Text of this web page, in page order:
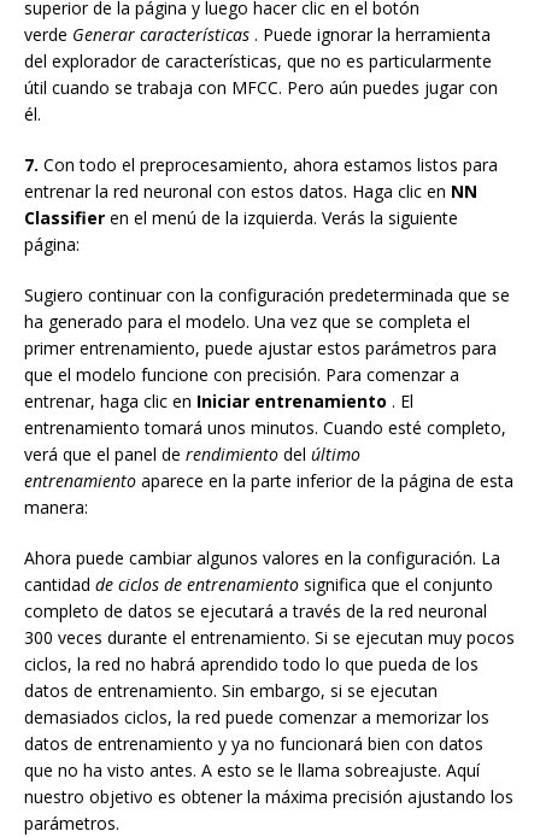
superior de la página y luego hacer clic en el botón
verde Generar características . Puede ignorar la herramienta
del explorador de características, que no es particularmente
útil cuando se trabaja con MFCC. Pero aún puedes jugar con
él.
7. Con todo el preprocesamiento, ahora estamos listos para
entrenar la red neuronal con estos datos. Haga clic en NN
Classifier en el menú de la izquierda. Verás la siguiente
página:
Sugiero continuar con la configuración predeterminada que se
ha generado para el modelo. Una vez que se completa el
primer entrenamiento, puede ajustar estos parámetros para
que el modelo funcione con precisión. Para comenzar a
entrenar, haga clic en Iniciar entrenamiento . El
entrenamiento tomará unos minutos. Cuando esté completo,
verá que el panel de rendimiento del último
entrenamiento aparece en la parte inferior de la página de esta
manera:
Ahora puede cambiar algunos valores en la configuración. La
cantidad de ciclos de entrenamiento significa que el conjunto
completo de datos se ejecutará a través de la red neuronal
300 veces durante el entrenamiento. Si se ejecutan muy pocos
ciclos, la red no habrá aprendido todo lo que pueda de los
datos de entrenamiento. Sin embargo, si se ejecutan
demasiados ciclos, la red puede comenzar a memorizar los
datos de entrenamiento y ya no funcionará bien con datos
que no ha visto antes. A esto se le llama sobreajuste. Aquí
nuestro objetivo es obtener la máxima precisión ajustando los
parámetros.